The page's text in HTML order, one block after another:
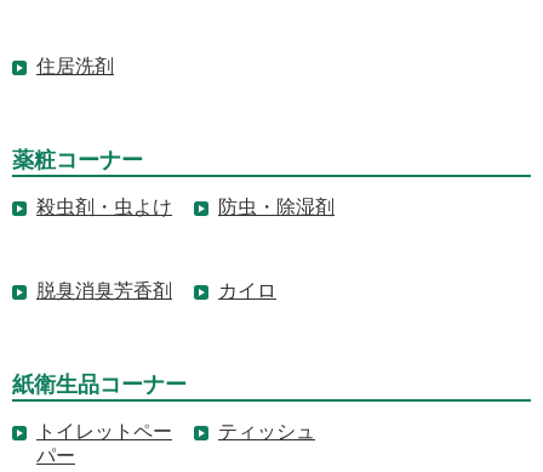
住居洗剤
薬粧コーナー
殺虫剤・虫よけ 防虫・除湿剤
脱臭消臭芳香剤 カイロ
紙衛生品コーナー
トイレットペー
パー
ティッシュ